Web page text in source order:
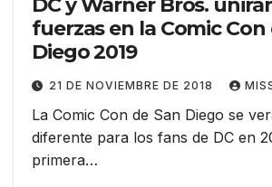
DC y Warner Bros.
fuerzas en la Comic Con
Diego 2019
21 DE NOVIEMBRE DE 2018
La Comic Con de San Diego se
diferente para los fans de DC en
primera…